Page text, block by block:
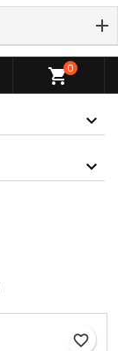
shopping_cart0
favorite_border